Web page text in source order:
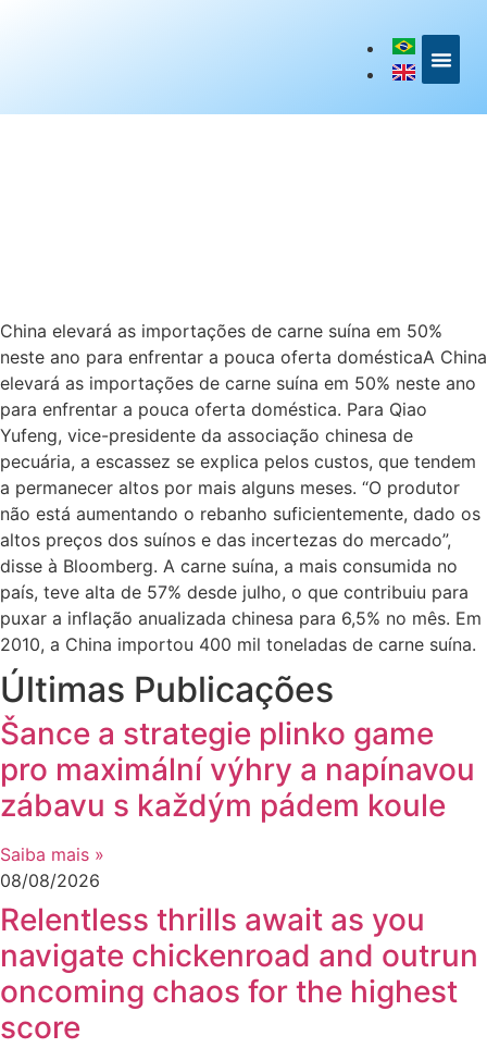
China elevará as importações de carne suína em 50%
neste ano para enfrentar a pouca oferta domésticaA China
elevará as importações de carne suína em 50% neste ano
para enfrentar a pouca oferta doméstica. Para Qiao
Yufeng, vice-presidente da associação chinesa de
pecuária, a escassez se explica pelos custos, que tendem
a permanecer altos por mais alguns meses. “O produtor
não está aumentando o rebanho suficientemente, dado os
altos preços dos suínos e das incertezas do mercado”,
disse à Bloomberg. A carne suína, a mais consumida no
país, teve alta de 57% desde julho, o que contribuiu para
puxar a inflação anualizada chinesa para 6,5% no mês. Em
2010, a China importou 400 mil toneladas de carne suína.
Últimas Publicações
Šance a strategie plinko game
pro maximální výhry a napínavou
zábavu s každým pádem koule
Saiba mais »
08/08/2026
Relentless thrills await as you
navigate chickenroad and outrun
oncoming chaos for the highest
score